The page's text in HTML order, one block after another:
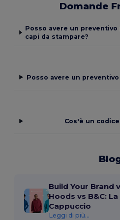
Domande
Posso avere un
capi da stampare?
Posso avere un
Cos'è un
Build Your Brand
Hoods vs B&C:
Cappuccio
Leggi di più...